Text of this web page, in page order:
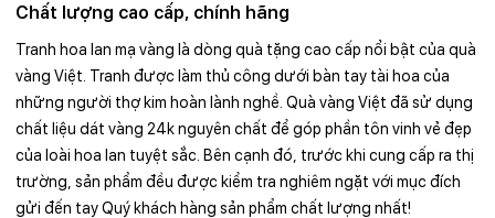
Chất lượng cao cấp, chính hãng
Tranh hoa lan mạ vàng là dòng quà tặng cao cấp nổi bật của quà
vàng Việt. Tranh được làm thủ công dưới bàn tay tài hoa của
những người thợ kim hoàn lành nghề. Quà vàng Việt đã sử dụng
chất liệu dát vàng 24k nguyên chất để góp phần tôn vinh vẻ đẹp
của loài hoa lan tuyệt sắc. Bên cạnh đó, trước khi cung cấp ra thị
trường, sản phẩm đều được kiểm tra nghiêm ngặt với mục đích
gửi đến tay Quý khách hàng sản phẩm chất lượng nhất!